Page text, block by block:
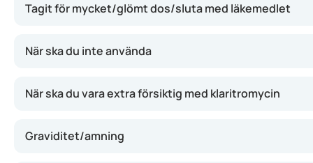
Tagit för mycket/glömt dos/sluta med läkemedlet
När ska du inte använda
När ska du vara extra försiktig med klaritromycin
Graviditet/amning